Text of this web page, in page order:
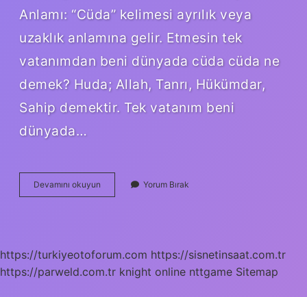
Anlamı: “Cüda” kelimesi ayrılık veya
uzaklık anlamına gelir. Etmesin tek
vatanımdan beni dünyada cüda cüda ne
demek? Huda; Allah, Tanrı, Hükümdar,
Sahip demektir. Tek vatanım beni
dünyada…
Devamını okuyun
Nedir
Yorum Bırak
https://turkiyeotoforum.com https://sisnetinsaat.com.tr
https://parweld.com.tr knight online nttgame Sitemap